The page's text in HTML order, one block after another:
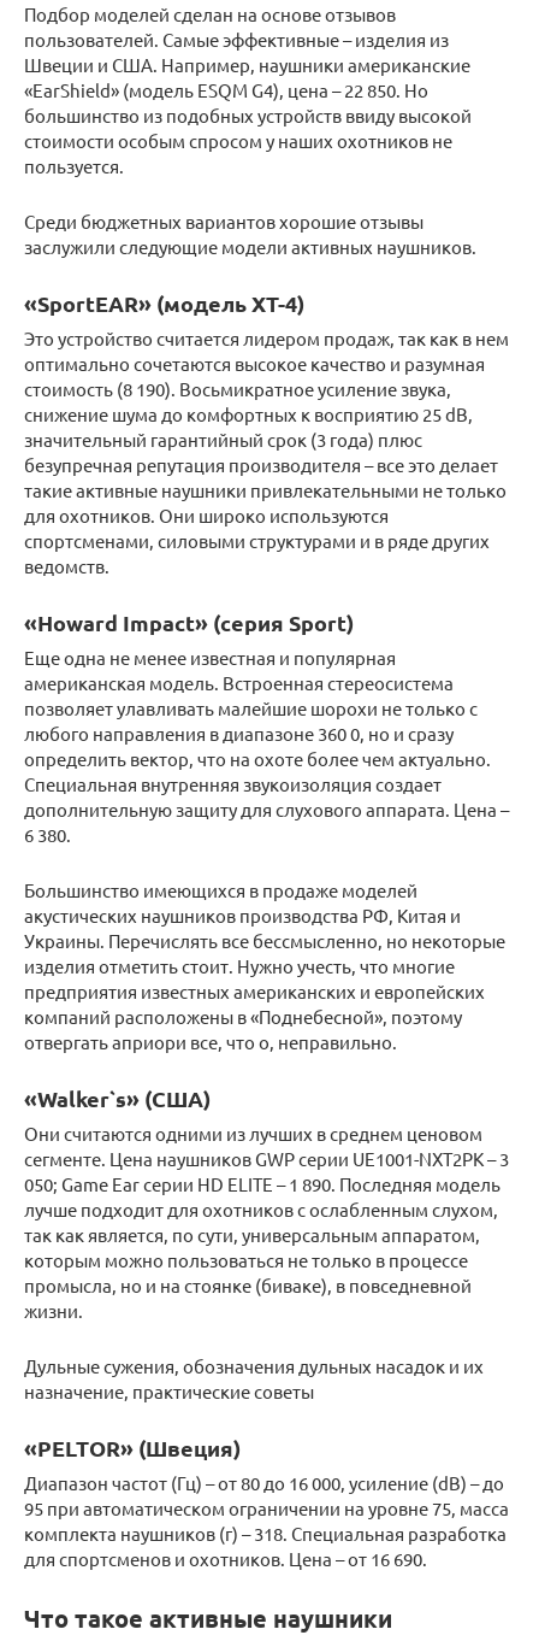
Подбор моделей сделан на основе отзывов
пользователей. Самые эффективные – изделия из
Швеции и США. Например, наушники американские
«EarShield» (модель ESQM G4), цена – 22 850. Но
большинство из подобных устройств ввиду высокой
стоимости особым спросом у наших охотников не
пользуется.
Среди бюджетных вариантов хорошие отзывы
заслужили следующие модели активных наушников.
«SportEAR» (модель XT-4)
Это устройство считается лидером продаж, так как в нем
оптимально сочетаются высокое качество и разумная
стоимость (8 190). Восьмикратное усиление звука,
снижение шума до комфортных к восприятию 25 dB,
значительный гарантийный срок (3 года) плюс
безупречная репутация производителя – все это делает
такие активные наушники привлекательными не только
для охотников. Они широко используются
спортсменами, силовыми структурами и в ряде других
ведомств.
«Howard Impact» (серия Sport)
Еще одна не менее известная и популярная
американская модель. Встроенная стереосистема
позволяет улавливать малейшие шорохи не только с
любого направления в диапазоне 360 0, но и сразу
определить вектор, что на охоте более чем актуально.
Специальная внутренняя звукоизоляция создает
дополнительную защиту для слухового аппарата. Цена –
6 380.
Большинство имеющихся в продаже моделей
акустических наушников производства РФ, Китая и
Украины. Перечислять все бессмысленно, но некоторые
изделия отметить стоит. Нужно учесть, что многие
предприятия известных американских и европейских
компаний расположены в «Поднебесной», поэтому
отвергать априори все, что о, неправильно.
«Walker`s» (США)
Они считаются одними из лучших в среднем ценовом
сегменте. Цена наушников GWP серии UE1001-NXT2PK – 3
050; Game Ear серии HD ELITE – 1 890. Последняя модель
лучше подходит для охотников с ослабленным слухом,
так как является, по сути, универсальным аппаратом,
которым можно пользоваться не только в процессе
промысла, но и на стоянке (биваке), в повседневной
жизни.
Дульные сужения, обозначения дульных насадок и их
назначение, практические советы
«PELTOR» (Швеция)
Диапазон частот (Гц) – от 80 до 16 000, усиление (dB) – до
95 при автоматическом ограничении на уровне 75, масса
комплекта наушников (г) – 318. Специальная разработка
для спортсменов и охотников. Цена – от 16 690.
Что такое активные наушники